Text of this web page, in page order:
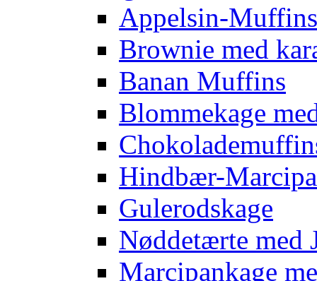
Appelsin-Muffins
Brownie med
Banan Muffins
Blommekage
Hindbær-
Gulerodskage
Nøddetærte med
Marcipankage